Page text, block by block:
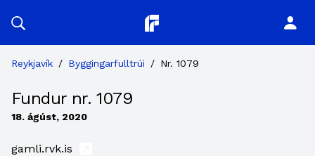
Planitor
Reykjavík / Byggingarfulltrúi / Nr. 1079
Fundur nr. 1079
18. ágúst, 2020
gamli.rvk.is